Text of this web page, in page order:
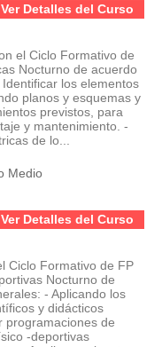
Ver Detalles del Curso
el Ciclo Formativo de
Nocturno de acuerdo
los elementos
planos y esquemas y
previstos, para
y mantenimiento. -
de lo...
Medio
Ver Detalles del Curso
Ciclo Formativo de FP
Nocturno de
- Aplicando los
y didácticos
programaciones de
-deportivas